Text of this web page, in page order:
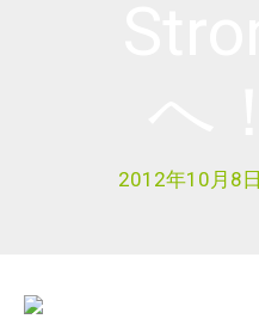
2012年10月8日